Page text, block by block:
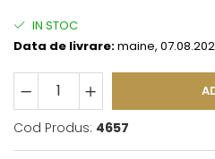
IN STOC
Data de livrare:maine,
Cod Produs: 4657